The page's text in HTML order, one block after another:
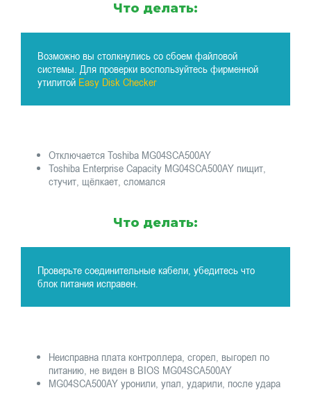
Что делать:
Возможно вы столкнулись со сбоем файловой
системы. Для проверки воспользуйтесь фирменной
утилитой Easy Disk Checker
Отключается Toshiba MG04SCA500AY
Toshiba Enterprise Capacity MG04SCA500AY пищит,
стучит, щёлкает, сломался
Что делать:
Проверьте соединительные кабели, убедитесь что
блок питания исправен.
Неисправна плата контроллера, сгорел, выгорел по
питанию, не виден в BIOS MG04SCA500AY
MG04SCA500AY уронили, упал, ударили, после удара